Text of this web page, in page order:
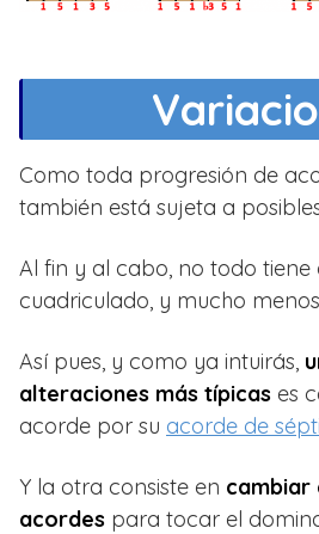
Como toda progresión de
también está sujeta a
Al fin y al cabo, no todo tiene
cuadriculado, y mucho
Así pues, y como ya intuirás,
alteraciones más típicas es
acorde por su acorde de
Y la otra consiste en cambiar
acordes para tocar el